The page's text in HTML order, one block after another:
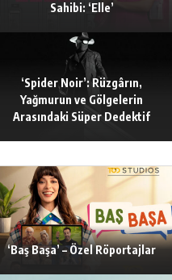
Sahibi: ‘Elle’
‘Spider Noir’: Rüzgârın,
Yağmurun ve Gölgelerin
Arasındaki Süper Dedektif
‘Baş Başa’ – Özel Röportajlar